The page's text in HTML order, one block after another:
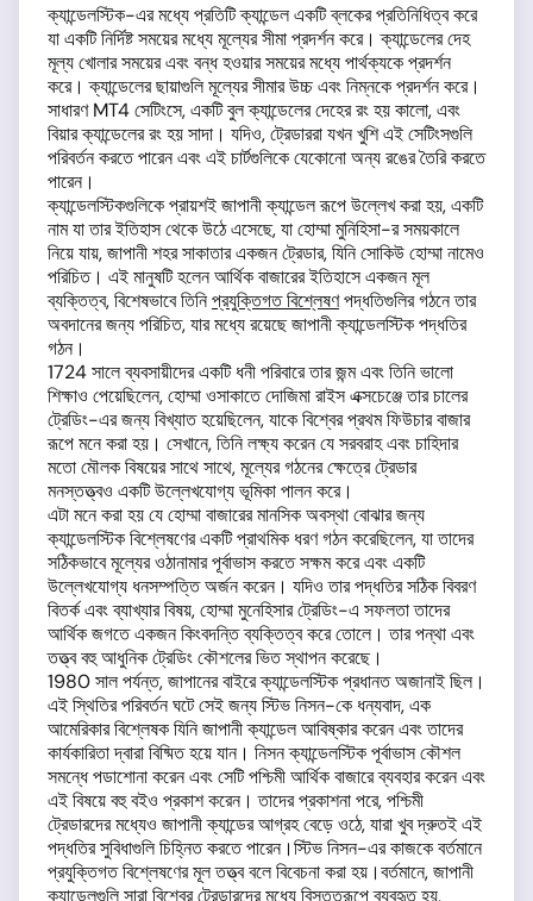
ক্যান্ডেলস্টিক-এর মধ্যে প্রতিটি ক্যান্ডেল একটি ব্লকের প্রতিনিধিত্ব করে
যা একটি নির্দিষ্ট সময়ের মধ্যে মূল্যের সীমা প্রদর্শন করে। ক্যান্ডেলের দেহ
মূল্য খোলার সময়ের এবং বন্ধ হওয়ার সময়ের মধ্যে পার্থক্যকে প্রদর্শন
করে। ক্যান্ডেলের ছায়াগুলি মূল্যের সীমার উচ্চ এবং নিম্নকে প্রদর্শন করে।
সাধারণ MT4 সেটিংসে, একটি বুল ক্যান্ডেলের দেহের রং হয় কালো, এবং
বিয়ার ক্যান্ডেলের রং হয় সাদা। যদিও, ট্রেডাররা যখন খুশি এই সেটিংসগুলি
পরিবর্তন করতে পারেন এবং এই চার্টগুলিকে যেকোনো অন্য রঙের তৈরি করতে
পারেন।
ক্যান্ডেলস্টিকগুলিকে প্রায়শই জাপানী ক্যান্ডেল রূপে উল্লেখ করা হয়, একটি
নাম যা তার ইতিহাস থেকে উঠে এসেছে, যা হোম্মা মুনিহিসা-র সময়কালে
নিয়ে যায়, জাপানী শহর সাকাতার একজন ট্রেডার, যিনি সোকিউ হোম্মা নামেও
পরিচিত। এই মানুষটি হলেন আর্থিক বাজারের ইতিহাসে একজন মূল
ব্যক্তিত্ব, বিশেষভাবে তিনিপ্রযুক্তিগত বিশ্লেষণপদ্ধতিগুলির গঠনে তার
অবদানের জন্য পরিচিত, যার মধ্যে রয়েছে জাপানী ক্যান্ডেলস্টিক পদ্ধতির
গঠন।
1724 সালে ব্যবসায়ীদের একটি ধনী পরিবারে তার জন্ম এবং তিনি ভালো
শিক্ষাও পেয়েছিলেন, হোম্মা ওসাকাতে দোজিমা রাইস এক্সচেঞ্জে তার চালের
ট্রেডিং-এর জন্য বিখ্যাত হয়েছিলেন, যাকে বিশ্বের প্রথম ফিউচার বাজার
রূপে মনে করা হয়। সেখানে, তিনি লক্ষ্য করেন যে সরবরাহ এবং চাহিদার
মতো মৌলক বিষয়ের সাথে সাথে, মূল্যের গঠনের ক্ষেত্রে ট্রেডার
মনস্তত্ত্বও একটি উল্লেখযোগ্য ভূমিকা পালন করে।
এটা মনে করা হয় যে হোম্মা বাজারের মানসিক অবস্থা বোঝার জন্য
ক্যান্ডেলস্টিক বিশ্লেষণের একটি প্রাথমিক ধরণ গঠন করেছিলেন, যা তাদের
সঠিকভাবে মূল্যের ওঠানামার পূর্বাভাস করতে সক্ষম করে এবং একটি
উল্লেখযোগ্য ধনসম্পত্তি অর্জন করেন। যদিও তার পদ্ধতির সঠিক বিবরণ
বিতর্ক এবং ব্যাখ্যার বিষয়, হোম্মা মুনেহিসার ট্রেডিং-এ সফলতা তাদের
আর্থিক জগতে একজন কিংবদন্তি ব্যক্তিত্ব করে তোলে। তার পন্থা এবং
তত্ত্ব বহু আধুনিক ট্রেডিং কৌশলের ভিত স্থাপন করেছে।
1980 সাল পর্যন্ত, জাপানের বাইরে ক্যান্ডেলস্টিক প্রধানত অজানাই ছিল।
এই স্থিতির পরিবর্তন ঘটে সেই জন্য স্টিভ নিসন-কে ধন্যবাদ, এক
আমেরিকার বিশ্লেষক যিনি জাপানী ক্যান্ডেল আবিষ্কার করেন এবং তাদের
কার্যকারিতা দ্বারা বিষ্মিত হয়ে যান। নিসন ক্যান্ডেলস্টিক পূর্বাভাস কৌশল
সমন্ধে পডাশোনা করেন এবং সেটি পশ্চিমী আর্থিক বাজারে ব্যবহার করেন এবং
এই বিষয়ে বহু বইও প্রকাশ করেন। তাদের প্রকাশনা পরে, পশ্চিমী
ট্রেডারদের মধ্যেও জাপানী ক্যান্ডের আগ্রহ বেড়ে ওঠে, যারা খুব দ্রুতই এই
পদ্ধতির সুবিধাগুলি চিহ্নিত করতে পারেন।স্টিভ নিসন-এর কাজকে বর্তমানে
প্রযুক্তিগত বিশ্লেষণের মূল তত্ত্ব বলে বিবেচনা করা হয়।বর্তমানে, জাপানী
ক্যান্ডেলগুলি সারা বিশ্বের ট্রেডারদের মধ্যে বিস্তৃতরূপে ব্যবহৃত হয়,